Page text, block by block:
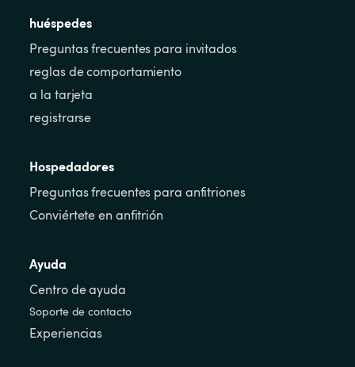
huéspedes
Preguntas frecuentes para invitados
reglas de comportamiento
a la tarjeta
registrarse
Hospedadores
Preguntas frecuentes para anfitriones
Conviértete en anfitrión
Ayuda
Centro de ayuda
Soporte de contacto
Experiencias